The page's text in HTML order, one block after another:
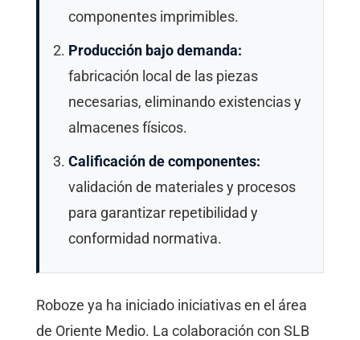
componentes imprimibles.
Producción bajo demanda:
fabricación local de las piezas
necesarias, eliminando existencias y
almacenes físicos.
Calificación de componentes:
validación de materiales y procesos
para garantizar repetibilidad y
conformidad normativa.
Roboze ya ha iniciado iniciativas en el área
de Oriente Medio. La colaboración con SLB